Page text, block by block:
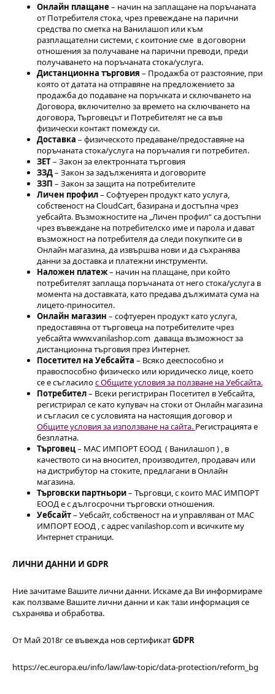
Онлайн плащане – начин на заплащане на поръчаната
от Потребителя стока, чрез превеждане на парични
средства по сметка на Ванилашоп или към
разплащателни системи, с коитоние сме в договорни
отношения за получаване на парични преводи, преди
получаването на поръчаната стока/услуга.
Дистанционна търговия – Продажба от разстояние, при
която от датата на отправяне на предложението за
продажба до подаване на поръчката и сключването на
Договора, включително за времето на сключването на
договора, Търговецът и Потребителят не са във
физически контакт помежду си.
Доставка – физическото предаване/предоставяне на
поръчаната стока/услуга на поръчалия ги потребител.
ЗЕТ– Закон за електронната търговия
ЗЗД– Закон за задълженията и договорите
ЗЗП – Закон за защита на потребителите
Личен профил– Софтуерен продукт като услуга,
собственост на CloudCart, базирана и достъпна чрез
уебсайта. Възможностите на „Личен профил“ са достъпни
чрез въвеждане на потребителско име и парола и дават
възможност на потребителя да следи покупките си в
Онлайн магазина, да извършва нови и да съхранява
данни за доставка и платежни инструменти.
Наложен платеж– начин на плащане, при който
потребителят заплаща поръчаната от него стока/услуга в
момента на доставката, като предава дължимата сума на
лицето-приносител.
Онлайн магазин – софтуерен продукт като услуга,
предоставяна от търговеца на потребителите чрез
уебсайта www.vanilashop.com даваща възможност за
дистанционна търговия през Интернет.
Посетител на Уебсайта – Всяко дееспособно и
правоспособно физическо или юридическо лице, което
се е съгласилос Общите условия за ползване на Уебсайта.
Потребител– Всеки регистриран Посетител в Уебсайта,
регистрирал се като купувач на стоки от Онлайн магазина
и съгласил се с условията на настоящия договор и
Общите условия за използване на сайта. Регистрацията е
безплатна.
Търговец– МАС ИМПОРТ ЕООД ( Ванилашоп ) , в
качеството си на вносител, производител, продавач или
на дистрибутор на стоките, предлагани в Онлайн
магазина.
Търговски партньори– Търговци, с които МАС ИМПОРТ
ЕООД е с дългосрочни търговски отношения.
Уебсайт– Уебсайт, собственост на и управляван от МАС
ИМПОРТ ЕООД , с адрес vanilashop.com и всичките му
Интернет страници.
ЛИЧНИ ДАННИ И GDPR
Ние зачитаме Вашите лични данни. Искаме да Ви информираме
как ползваме Вашите лични данни и как тази информация се
съхранява и обработва.
От Май 2018г се въвежда нов сертификатGDPR
https://ec.europa.eu/info/law/law-topic/data-protection/reform_bg